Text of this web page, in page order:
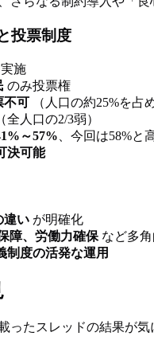
投票制度
実施
のみ投票権
不可 （人口の約25%を占
人口の2/3弱）
～57% 、今回は58%と
決可能
違い が明確化
障、労働力確保 など多
制度の活発な運用
ったスレッドの結果が